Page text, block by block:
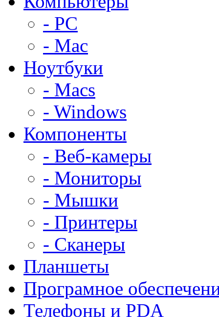
- PC
- Mac
Ноутбуки
- Macs
- Windows
Компоненты
- Веб-камеры
- Мониторы
- Мышки
- Принтеры
- Сканеры
Планшеты
Програмное
Телефоны и PDA